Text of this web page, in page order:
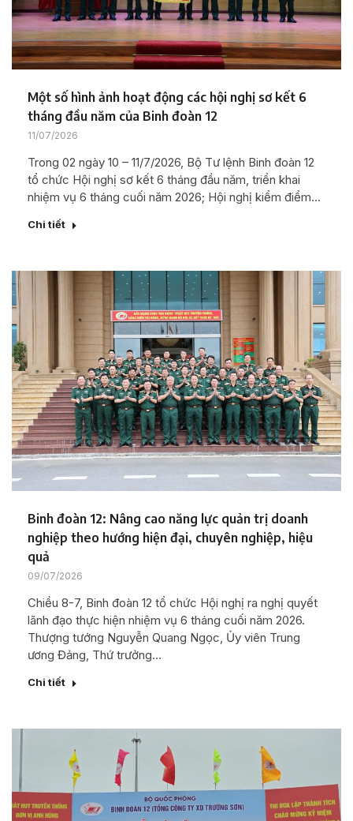
Một số hình ảnh hoạt động các hội nghị sơ kết 6
tháng đầu năm của Binh đoàn 12
11/07/2026
Trong 02 ngày 10 – 11/7/2026, Bộ Tư lệnh Binh đoàn 12
tổ chức Hội nghị sơ kết 6 tháng đầu năm, triển khai
nhiệm vụ 6 tháng cuối năm 2026; Hội nghị kiểm điểm…
Chi tiết
Binh đoàn 12: Nâng cao năng lực quản trị doanh
nghiệp theo hướng hiện đại, chuyên nghiệp, hiệu
quả
09/07/2026
Chiều 8-7, Binh đoàn 12 tổ chức Hội nghị ra nghị quyết
lãnh đạo thực hiện nhiệm vụ 6 tháng cuối năm 2026.
Thượng tướng Nguyễn Quang Ngọc, Ủy viên Trung
ương Đảng, Thứ trưởng…
Chi tiết